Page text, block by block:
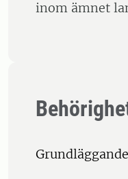
inom ämnet